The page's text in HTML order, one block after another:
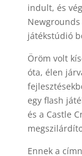
indult, és
játékstúdió
Öröm volt
óta, élen
egy flash
és a Castle
Ennek a